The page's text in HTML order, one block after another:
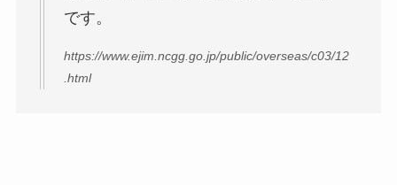
です。
https://www.ejim.ncgg.go.jp/public/overseas/c03/12
.html